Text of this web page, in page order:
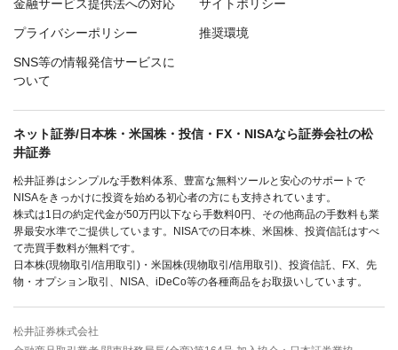
金融サービス提供法への対応 サイトポリシー
プライバシーポリシー 推奨環境
SNS等の情報発信サービスに
ついて
ネット証券/日本株・米国株・投信・FX・NISAなら証券会社の松
井証券
松井証券はシンプルな手数料体系、豊富な無料ツールと安心のサポートで
NISAをきっかけに投資を始める初心者の方にも支持されています。
株式は1日の約定代金が50万円以下なら手数料0円、その他商品の手数料も業
界最安水準でご提供しています。NISAでの日本株、米国株、投資信託はすべ
て売買手数料が無料です。
日本株(現物取引/信用取引)・米国株(現物取引/信用取引)、投資信託、FX、先
物・オプション取引、NISA、iDeCo等の各種商品をお取扱いしています。
松井証券株式会社